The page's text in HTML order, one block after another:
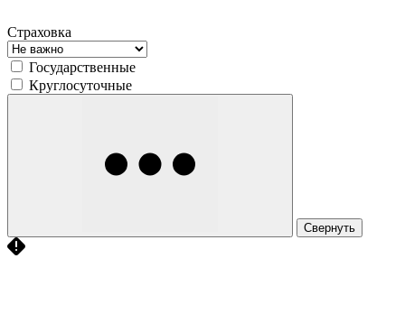
Страховка
Государственные
Круглосуточные
Свернуть